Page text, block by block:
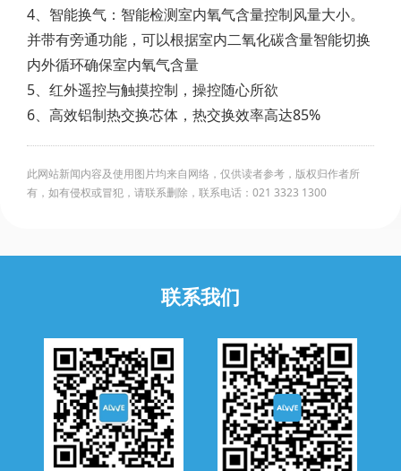
4、智能换气：智能检测室内氧气含量控制风量大小。
并带有旁通功能，可以根据室内二氧化碳含量智能切换
内外循环确保室内氧气含量
5、红外遥控与触摸控制，操控随心所欲
6、高效铝制热交换芯体，热交换效率高达85%
此网站新闻内容及使用图片均来自网络，仅供读者参考，版权归作者所
有，如有侵权或冒犯，请联系删除，联系电话：021 3323 1300
联系我们